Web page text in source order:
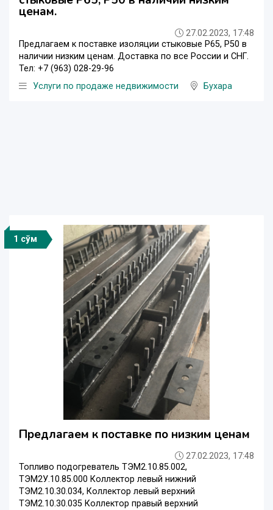
ценам.
27.02.2023, 17:48
Предлагаем к поставке изоляции стыковые Р65, Р50 в
наличии низким ценам. Доставка по все России и СНГ.
Тел: +7 (963) 028-29-96
Услуги по продаже недвижимости
Бухара
1 сўм
Предлагаем к поставке по низким ценам
27.02.2023, 17:48
Топливо подогреватель ТЭМ2.10.85.002,
ТЭМ2У.10.85.000 Коллектор левый нижний
ТЭМ2.10.30.034, Коллектор левый верхний
ТЭМ2.10.30.035 Коллектор правый верхний